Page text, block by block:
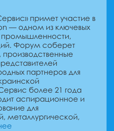
примет участие в
— одном из ключевых
промышленности,
Форум соберет
производственные
партнеров для
более 21 года
аспирационное и
для